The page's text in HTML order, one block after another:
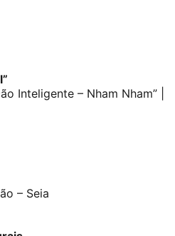
Inteligente – Nham Nham” |
– Seia